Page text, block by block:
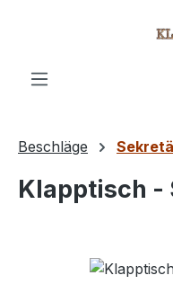
Beschläge
Klapptisch -